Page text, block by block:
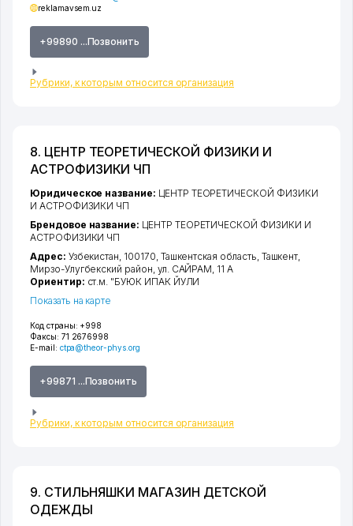
reklamavsem.uz
+99890 ...Позвонить
Рубрики, к которым относится организация
8. ЦЕНТР ТЕОРЕТИЧЕСКОЙ ФИЗИКИ И
АСТРОФИЗИКИ ЧП
Код страны: +998
Факсы: 71 2676998
E-mail: ctpa@theor-phys.org
+99871 ...Позвонить
Рубрики, к которым относится организация
Юридическое название: ЦЕНТР ТЕОРЕТИЧЕСКОЙ ФИЗИКИ
И АСТРОФИЗИКИ ЧП
Брендовое название: ЦЕНТР ТЕОРЕТИЧЕСКОЙ ФИЗИКИ И
АСТРОФИЗИКИ ЧП
Адрес: Узбекистан, 100170, Ташкентская область, Ташкент,
Мирзо-Улугбекский район, ул. САЙРАМ, 11 А
Ориентир: ст.м. "БУЮК ИПАК ЙУЛИ
Показать на карте
9. СТИЛЬНЯШКИ МАГАЗИН ДЕТСКОЙ
ОДЕЖДЫ